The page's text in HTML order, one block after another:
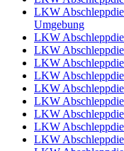
LKW
Umgebung
LKW
LKW
LKW
LKW
LKW
LKW
LKW
LKW
LKW